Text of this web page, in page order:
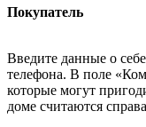
Покупатель
Введите данные о
телефона. В поле
которые могут
доме считаются